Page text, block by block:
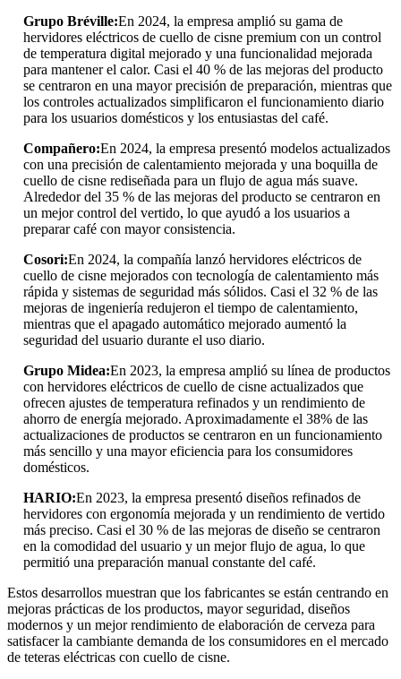
Grupo Bréville:En 2024, la empresa amplió su gama de
hervidores eléctricos de cuello de cisne premium con un control
de temperatura digital mejorado y una funcionalidad mejorada
para mantener el calor. Casi el 40 % de las mejoras del producto
se centraron en una mayor precisión de preparación, mientras que
los controles actualizados simplificaron el funcionamiento diario
para los usuarios domésticos y los entusiastas del café.
Compañero:En 2024, la empresa presentó modelos actualizados
con una precisión de calentamiento mejorada y una boquilla de
cuello de cisne rediseñada para un flujo de agua más suave.
Alrededor del 35 % de las mejoras del producto se centraron en
un mejor control del vertido, lo que ayudó a los usuarios a
preparar café con mayor consistencia.
Cosori:En 2024, la compañía lanzó hervidores eléctricos de
cuello de cisne mejorados con tecnología de calentamiento más
rápida y sistemas de seguridad más sólidos. Casi el 32 % de las
mejoras de ingeniería redujeron el tiempo de calentamiento,
mientras que el apagado automático mejorado aumentó la
seguridad del usuario durante el uso diario.
Grupo Midea:En 2023, la empresa amplió su línea de productos
con hervidores eléctricos de cuello de cisne actualizados que
ofrecen ajustes de temperatura refinados y un rendimiento de
ahorro de energía mejorado. Aproximadamente el 38% de las
actualizaciones de productos se centraron en un funcionamiento
más sencillo y una mayor eficiencia para los consumidores
domésticos.
HARIO:En 2023, la empresa presentó diseños refinados de
hervidores con ergonomía mejorada y un rendimiento de vertido
más preciso. Casi el 30 % de las mejoras de diseño se centraron
en la comodidad del usuario y un mejor flujo de agua, lo que
permitió una preparación manual constante del café.
Estos desarrollos muestran que los fabricantes se están centrando en
mejoras prácticas de los productos, mayor seguridad, diseños
modernos y un mejor rendimiento de elaboración de cerveza para
satisfacer la cambiante demanda de los consumidores en el mercado
de teteras eléctricas con cuello de cisne.